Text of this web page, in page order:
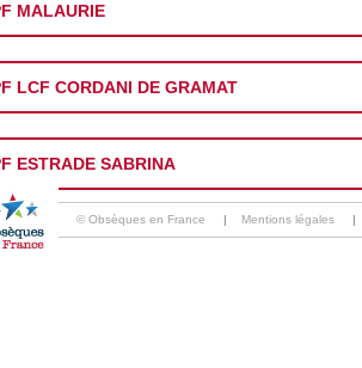
MALAURIE
LCF CORDANI DE GRAMAT
ESTRADE SABRINA
© Obsèques en France | Mentions légales |